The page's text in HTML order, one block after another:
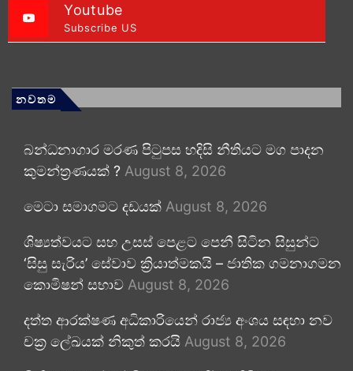
Youtube
Subscribe US
නවතම
බන්ධනාගාර මරණ පිටුපස හදිසි නීතියට මග පාදන
කුමන්ත්‍රණයක් ? August 8, 2026
මෙටා සමාගමට දඩයක් August 8, 2026
ශිෂ්‍යත්වයට සහ උසස් පෙළට පෙනී සිටින සිසුන්ට
‘සිසු සැරිය’ සේවාව ක්‍රියාත්මකයි – ජාතික ගමනාගමන
කොමිෂන් සභාව August 8, 2026
දත්ත ආරක්ෂණ අධිකාරියෙන් රාජ්‍ය අංශය සඳහා නව
චක්‍ර ලේඛයක් නිකුත් කරයි August 8, 2026